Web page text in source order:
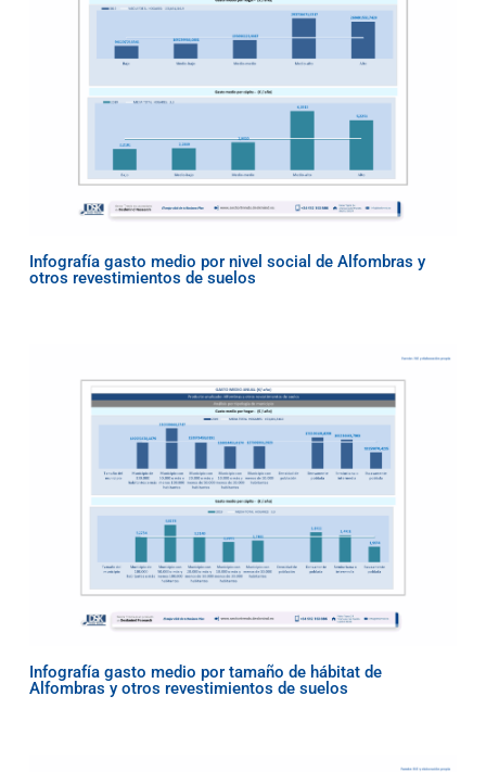
Infografía gasto medio por nivel social de Alfombras y
otros revestimientos de suelos
Infografía gasto medio por tamaño de hábitat de
Alfombras y otros revestimientos de suelos